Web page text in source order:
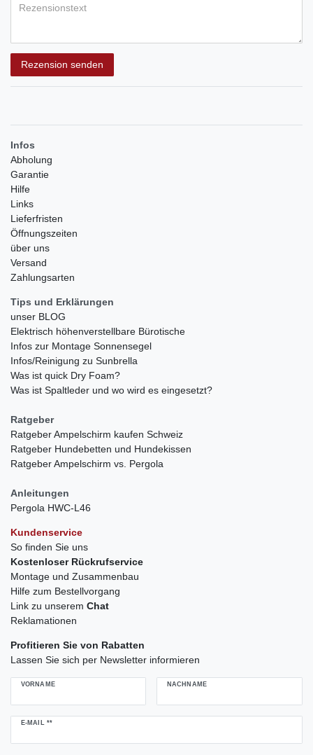
Rezension senden
Infos
Abholung
Garantie
Hilfe
Links
Lieferfristen
Öffnungszeiten
über uns
Versand
Zahlungsarten
Tips und Erklärungen
unser BLOG
Elektrisch höhenverstellbare Bürotische
Infos zur Montage Sonnensegel
Infos/Reinigung zu Sunbrella
Was ist quick Dry Foam?
Was ist Spaltleder und wo wird es eingesetzt?
Ratgeber
Ratgeber Ampelschirm kaufen Schweiz
Ratgeber Hundebetten und Hundekissen
Ratgeber Ampelschirm vs. Pergola
Anleitungen
Pergola HWC-L46
Kundenservice
So finden Sie uns
Kostenloser Rückrufservice
Montage und Zusammenbau
Hilfe zum Bestellvorgang
Link zu unserem Chat
Reklamationen
Profitieren Sie von Rabatten
Lassen Sie sich per Newsletter informieren
VORNAME NACHNAME
E-MAIL **
Newsletter